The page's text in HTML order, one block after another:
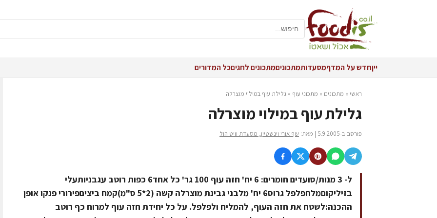
ייןחדש על המדףמסעדותמתכוניםמתכונים לחגיםכל המדורים
ראשי » מתכונים » מתכוני עוף » גלילת עוף במילוי מוצרלה
גלילת עוף במילוי מוצרלה
פורסם ב-5.9.2005 | מאת: שף אורי וינשטיין, מסעדת וויט הול
ל- 3 מנות/סועדים חומרים: 6 יח' חזה עוף 100 גר' כל אחד6 כפות רוטב עגבניותעלי
בזיליקוםמלחפלפל גרוס6 יח' מלבני גבינת מוצרלה קשה (2*5 ס"מ)קמח ביציםפירורי פנקו אופן
ההכנה:לשטח את חזה העוף, להמליח ולפלפל. על כל יחידת חזה עוף למרוח כף רוטב